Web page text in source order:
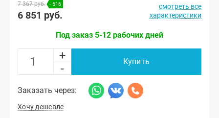
7 367 руб. - 516
6 851 руб.
смотреть все
характеристики
Под заказ 5-12 рабочих дней
+
-
Купить
Заказать через:
Хочу дешевле